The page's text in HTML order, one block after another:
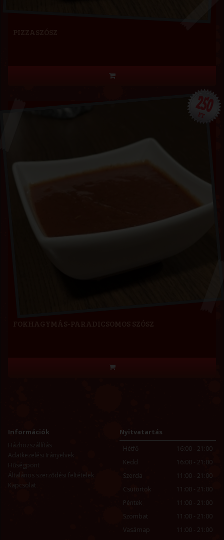
250
FT
Információk
Házhozszállítás
Adatkezelési Irányelvek
Hűségpont
Általános szerződési feltételek
Kapcsolat
Nyitvatartás
Hétfő
Kedd
Szerda
Csütörtök
Péntek
Szombat
Vasárnap
16:00 - 21:00
16:00 - 21:00
11:00 - 21:00
11:00 - 21:00
11:00 - 21:00
11:00 - 21:00
11:00 - 21:00